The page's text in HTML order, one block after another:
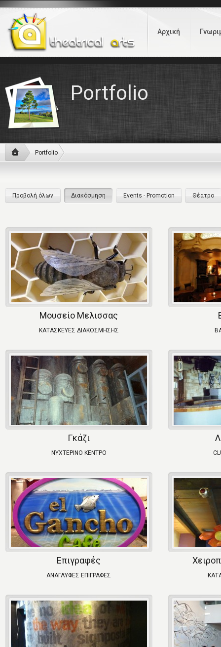
Αρχική
Portfolio
Portfolio
Προβολή όλων Διακόσμηση Events - Promotion Θέατρο
Μουσείο Μελισσας
ΚΑΤΑΣΚΕΥΕΣ ΔΙΑΚΟΣΜΗΣΗΣ
Γκάζι
ΝΥΧΤΕΡΙΝΟ ΚΕΝΤΡΟ
Επιγραφές
ΑΝΑΓΛΥΦΕΣ ΕΠΙΓΡΑΦΕΣ